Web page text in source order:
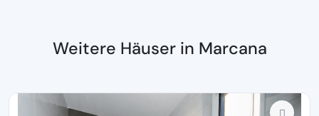
Weitere Häuser in Marcana